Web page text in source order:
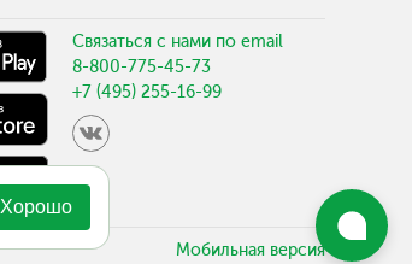
Хорошо
Связаться с нами по email
8-800-775-45-73
+7 (495) 255-16-99
Мобильная версия